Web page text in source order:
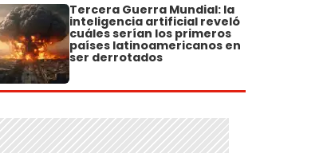
Tercera Guerra Mundial: la
inteligencia artificial reveló
cuáles serían los primeros
países latinoamericanos en
ser derrotados